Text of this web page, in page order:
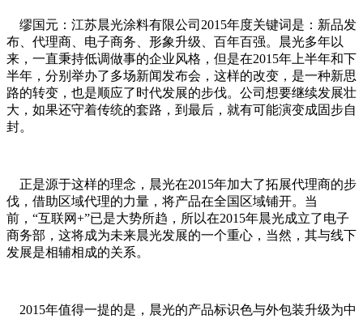
缪国元：江苏晨光涂料有限公司2015年度关键词是：新品发
布、代理商、电子商务、形象升级、百年百强。晨光多年以
来，一直秉持低调做事的企业风格，但是在2015年上半年和下
半年，分别举办了多场新闻发布会，这样的改变，是一种新思
路的转变，也是顺应了时代发展的步伐。公司想要继续发展壮
大，如果还守着传统的套路，到最后，就有可能演变成固步自
封。
正是源于这样的理念，晨光在2015年加大了拓展代理商的步
伐，借助区域代理的力量，将产品在全国区域铺开。当
前，“互联网+”已是大势所趋，所以在2015年晨光成立了电子
商务部，这将成为未来晨光发展的一个重心，当然，其与线下
发展是相辅相成的关系。
2015年值得一提的是，晨光的产品标识色与外包装升级为中